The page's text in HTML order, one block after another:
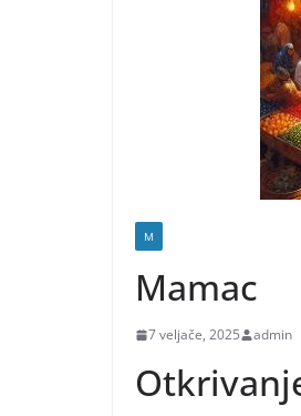
M
Mamac
7 veljače, 2025 admin